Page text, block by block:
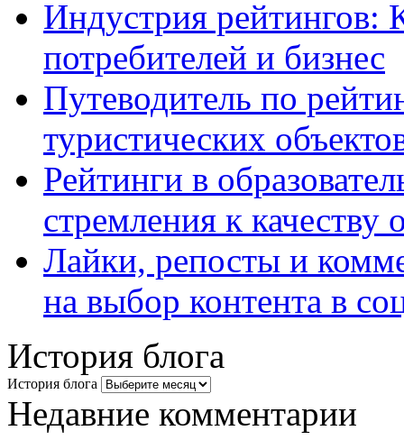
Индустрия рейтингов:
потребителей и бизнес
Путеводитель по
туристических
Рейтинги в
стремления к качеству
Лайки, репосты и
на выбор контента в
История блога
История блога
Недавние комментарии